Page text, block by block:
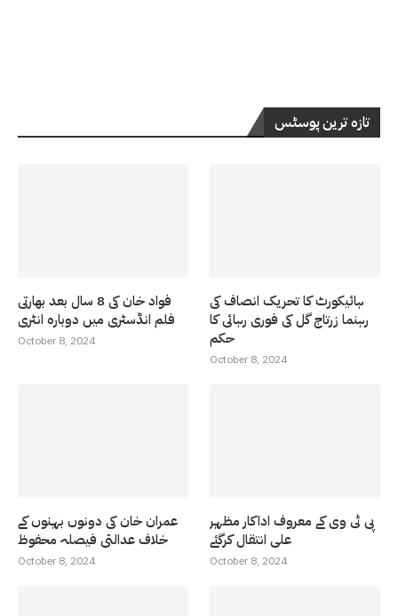
تازہ ترین پوسٹس
فواد خان کی 8 سال بعد بھارتی
فلم انڈسٹری میں دوبارہ انٹری
October 8, 2024
ہائیکورٹ کا تحریک انصاف کی
رہنما زرتاج گل کی فوری رہائی کا
حکم
October 8, 2024
عمران خان کی دونوں بہنوں کے
خلاف عدالتی فیصلہ محفوظ
October 8, 2024
پی ٹی وی کے معروف اداکار مظہر
علی انتقال کرگئے
October 8, 2024